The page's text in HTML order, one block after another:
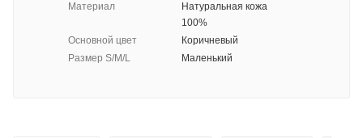
Материал
Натуральная кожа
100%
Основной цвет
Коричневый
Размер S/M/L
Маленький